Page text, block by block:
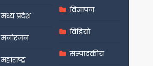
मध्य प्रदेश
मनोरंजन
महाराष्ट्र
विज्ञापन
विडियो
सम्पादकीय